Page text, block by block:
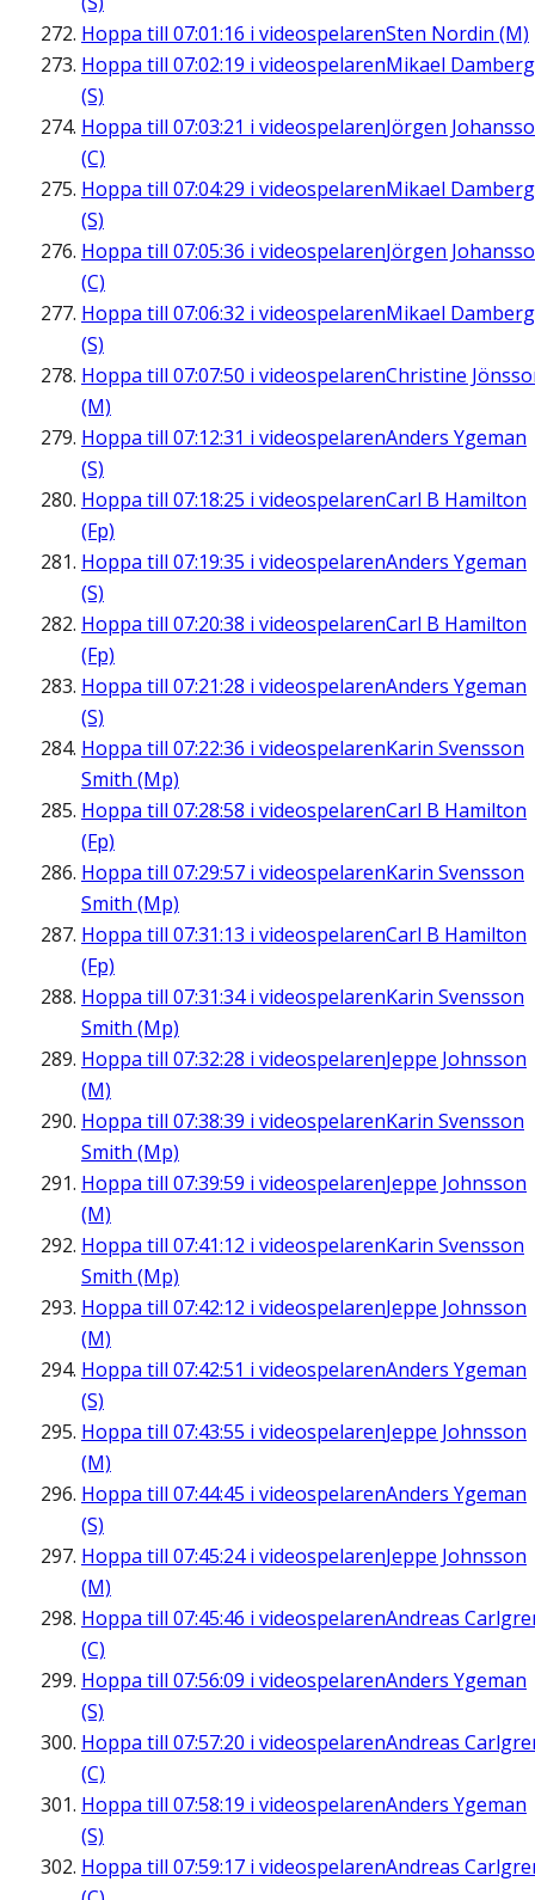
Hoppa till 07:01:16 i videospelarenSten Nordin (M)
Hoppa till 07:02:19 i videospelarenMikael Damberg
(S)
Hoppa till 07:03:21 i videospelarenJörgen
(C)
Hoppa till 07:04:29 i videospelarenMikael Damberg
(S)
Hoppa till 07:05:36 i videospelarenJörgen
(C)
Hoppa till 07:06:32 i videospelarenMikael Damberg
(S)
Hoppa till 07:07:50 i videospelarenChristine
(M)
Hoppa till 07:12:31 i videospelarenAnders Ygeman
(S)
Hoppa till 07:18:25 i videospelarenCarl B Hamilton
(Fp)
Hoppa till 07:19:35 i videospelarenAnders Ygeman
(S)
Hoppa till 07:20:38 i videospelarenCarl B Hamilton
(Fp)
Hoppa till 07:21:28 i videospelarenAnders Ygeman
(S)
Hoppa till 07:22:36 i videospelarenKarin Svensson
Smith (Mp)
Hoppa till 07:28:58 i videospelarenCarl B Hamilton
(Fp)
Hoppa till 07:29:57 i videospelarenKarin Svensson
Smith (Mp)
Hoppa till 07:31:13 i videospelarenCarl B Hamilton
(Fp)
Hoppa till 07:31:34i videospelarenKarin Svensson
Smith (Mp)
Hoppa till 07:32:28 i videospelarenJeppe Johnsson
(M)
Hoppa till 07:38:39 i videospelarenKarin Svensson
Smith (Mp)
Hoppa till 07:39:59 i videospelarenJeppe Johnsson
(M)
Hoppa till 07:41:12 i videospelarenKarin Svensson
Smith (Mp)
Hoppa till 07:42:12 i videospelarenJeppe Johnsson
(M)
Hoppa till 07:42:51 i videospelarenAnders Ygeman
(S)
Hoppa till 07:43:55 i videospelarenJeppe Johnsson
(M)
Hoppa till 07:44:45 i videospelarenAnders Ygeman
(S)
Hoppa till 07:45:24i videospelarenJeppe Johnsson
(M)
Hoppa till 07:45:46 i videospelarenAndreas
(C)
Hoppa till 07:56:09 i videospelarenAnders Ygeman
(S)
Hoppa till 07:57:20 i videospelarenAndreas
(C)
Hoppa till 07:58:19 i videospelarenAnders Ygeman
(S)
Hoppa till 07:59:17 i videospelarenAndreas